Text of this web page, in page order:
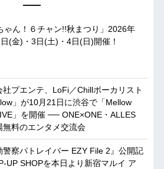
ゃん！６チャン!!秋まつり」2026年
(金)・3日(土)・4日(日)開催！
社プエンテ、LoFi／Chillボーカリスト
」が10月21日に渋谷で「Mellow
」を開催 ── ONE×ONE・ALLES
無料のエンタメ交流会
警察パトレイバー EZY File 2』公開記
UP SHOPを本日より新宿マルイ ア